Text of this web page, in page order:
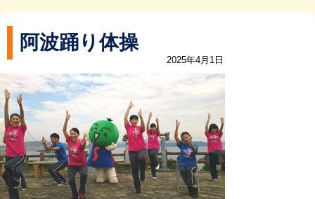
阿波踊り体操
2025年4月1日